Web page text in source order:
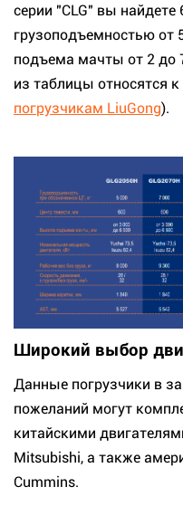
серии "CLG" вы найдете
грузоподъемностью от
подъема мачты от 2 до
из таблицы относятся к
погрузчикам LiuGong).
Широкий выбор
Данные погрузчики в
пожеланий могут
китайскими
Mitsubishi, а также
Cummins.